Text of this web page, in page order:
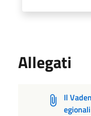
Allegati
Il
egionali